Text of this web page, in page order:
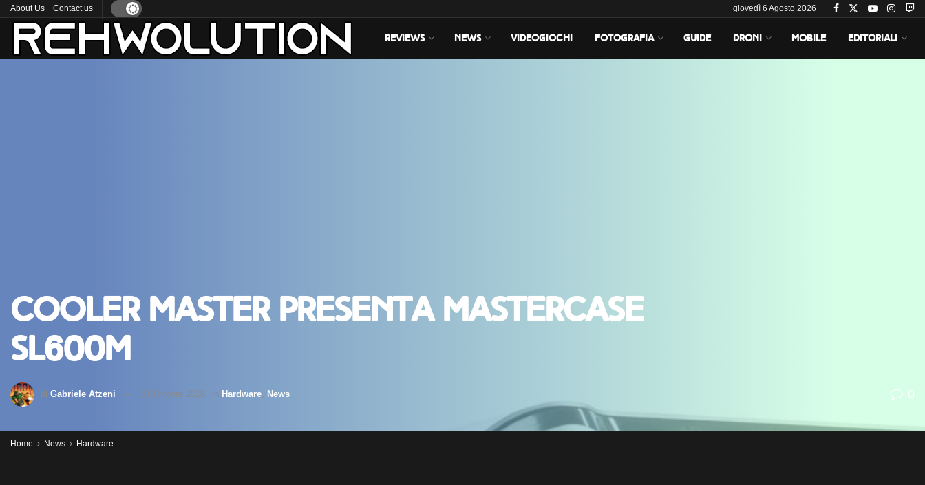
About Us Contact us giovedì 6 Agosto 2026
REVIEWS NEWS VIDEOGIOCHI FOTOGRAFIA GUIDE DRONI MOBILE EDITORIALI
Cooler Master presenta MasterCase
SL600M
di Gabriele Atzeni 31 Ottobre 2018 in Hardware News 0
Home News Hardware